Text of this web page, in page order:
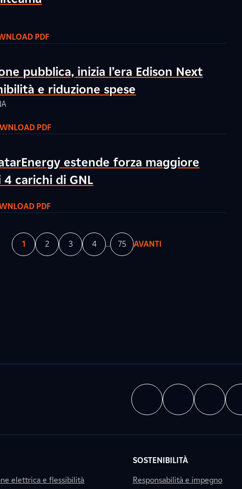
PDF
pubblica, inizia l’era Edison Next
e riduzione spese
PDF
estende forza maggiore
carichi di GNL
PDF
1 2 3 4 ... 75 AVANTI
elettrica e flessibilità
SOSTENIBILITÀ
Responsabilità e impegno